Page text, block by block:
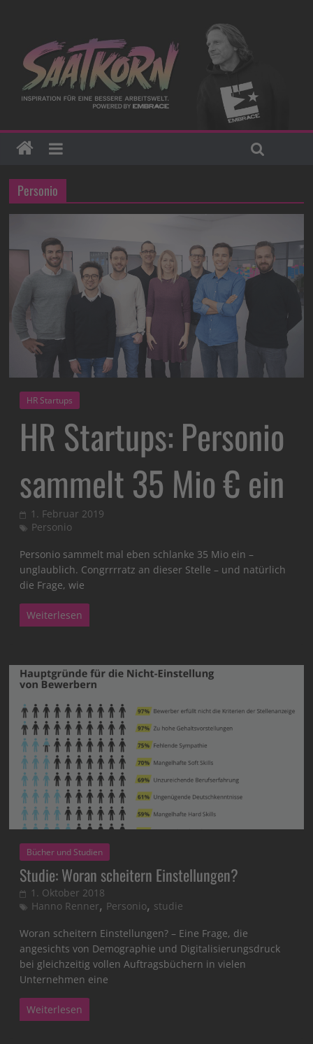
Personio
HR Startups
HR Startups: Personio
sammelt 35 Mio € ein
1. Februar 2019
Personio
Personio sammelt mal eben schlanke 35 Mio ein –
unglaublich. Congrrrratz an dieser Stelle – und natürlich
die Frage, wie
Weiterlesen
Bücher und Studien
Studie: Woran scheitern Einstellungen?
1. Oktober 2018
Hanno Renner, Personio, studie
Woran scheitern Einstellungen? – Eine Frage, die
angesichts von Demographie und Digitalisierungsdruck
bei gleichzeitig vollen Auftragsbüchern in vielen
Unternehmen eine
Weiterlesen